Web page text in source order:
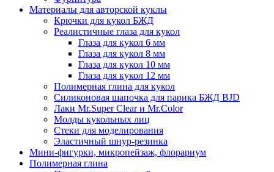
Материалы для авторской куклы
Крючки для кукол БЖД
Реалистичные глаза для кукол
Глаза для кукол 6 мм
Глаза для кукол 8 мм
Глаза для кукол 10 мм
Глаза для кукол 12 мм
Полимерная глина для кукол
Силиконовая шапочка для парика БЖД BJD
Лаки Mr.Super Clear и Mr.Color
Молды кукольных лиц
Стеки для моделирования
Эластичный шнур-резинка
Мини-фигурки, микропейзаж, флорариум
Полимерная глина